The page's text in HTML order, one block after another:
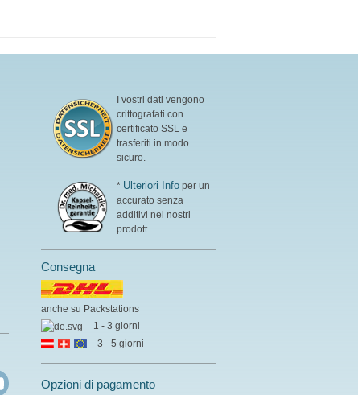
I vostri dati vengono
crittografati con
certificato SSL e
trasferiti in modo
sicuro.
* Ulteriori Info per un
accurato senza
additivi nei nostri
prodott
Consegna
anche su Packstations
1 - 3 giorni
3 - 5 giorni
Opzioni di pagamento